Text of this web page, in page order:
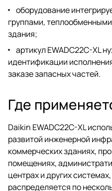
оборудование
группами,
здания;
артикул EWADC22C-XL
идентификации
заказе запасных частей.
Где
Daikin EWADC22C-XL
развитой инженерной
коммерческих зданиях,
помещениях,
центрах и других
распределяется по